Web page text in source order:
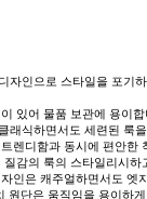
자인으로 스타일을 포기
있어 물품 보관에 용이합
래식하면서도 세련된 룩
렌디함과 동시에 편안한
질감의 룩의 스타일리시하
인은 캐주얼하면서도 엣
원단은 움직임을 용이하